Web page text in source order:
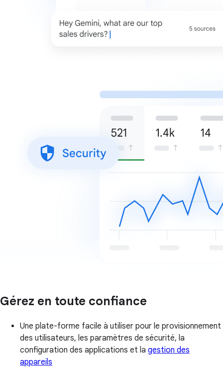
Gérez en toute confiance
Une plate-forme facile à utiliser pour le provisionnement
des utilisateurs, les paramètres de sécurité, la
configuration des applications et la gestion des
appareils